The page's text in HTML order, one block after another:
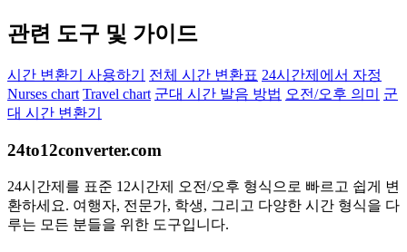
관련 도구 및 가이드
시간 변환기 사용하기 전체 시간 변환표 24시간제에서 자정
Nurses chart Travel chart 군대 시간 발음 방법 오전/오후 의미
군
대 시간 변환기
24to12converter.com
24시간제를 표준 12시간제 오전/오후 형식으로 빠르고 쉽게 변
환하세요. 여행자, 전문가, 학생, 그리고 다양한 시간 형식을 다
루는 모든 분들을 위한 도구입니다.